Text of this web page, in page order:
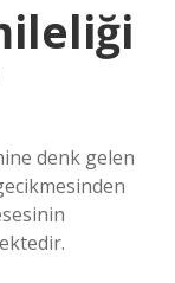
denk gelen